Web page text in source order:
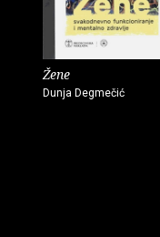
Žene
Dunja Degmečić